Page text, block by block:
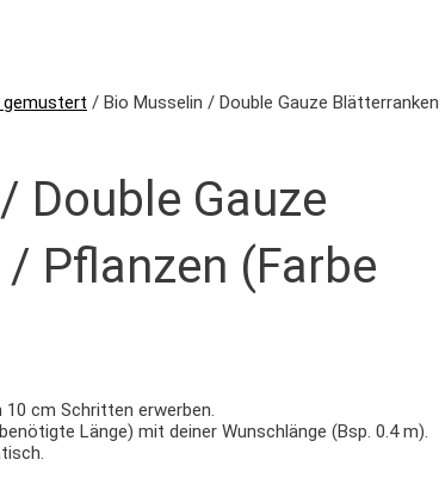
gemustert / Bio Musselin / Double Gauze Blätterranken
Double Gauze
Pflanzen (Farbe
cm Schritten erwerben.
Länge) mit deiner Wunschlänge (Bsp. 0.4 m).